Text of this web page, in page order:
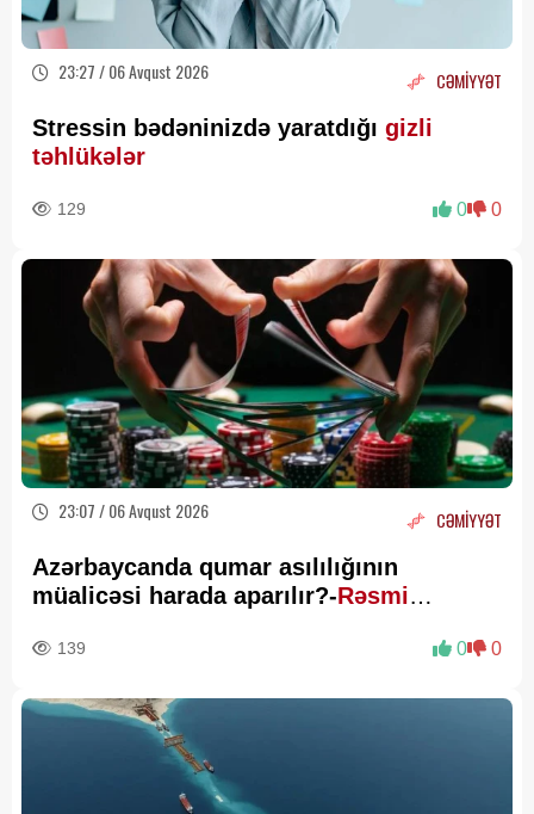
23:27 / 06 Avqust 2026 CƏMİYYƏT
Stressin bədəninizdə yaratdığı gizli
təhlükələr
129 0 0
23:07 / 06 Avqust 2026 CƏMİYYƏT
Azərbaycanda qumar asılılığının
müalicəsi harada aparılır?-Rəsmi
139 0 0